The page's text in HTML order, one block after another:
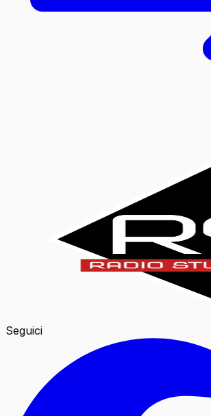
Seguici